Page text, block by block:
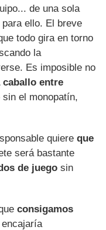
de una sola
para ello. El breve
todo gira en torno
la
Es imposible no
caballo entre
sin el monopatín,
quiereque
será bastante
de juego sin
consigamos
encajaría